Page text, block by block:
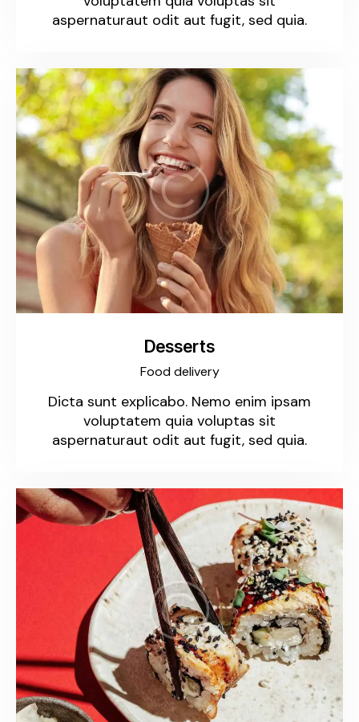
aspernaturaut odit aut fugit, sed quia.
Desserts
Food delivery
Dicta sunt explicabo. Nemo enim ipsam
voluptatem quia voluptas sit
aspernaturaut odit aut fugit, sed quia.